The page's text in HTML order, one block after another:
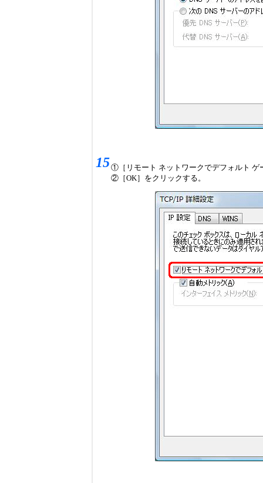
15①［リモート ネットワークでデフォルト ゲ
②［OK］をクリックする。